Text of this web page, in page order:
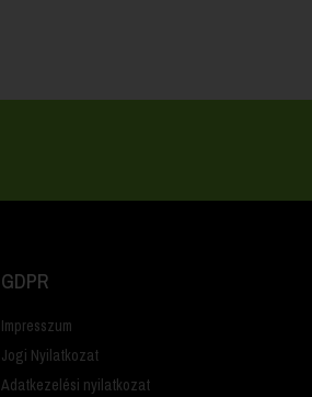
GDPR
Impresszum
Jogi Nyilatkozat
Adatkezelési nyilatkozat